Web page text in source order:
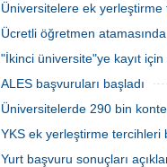
Üniversitelere ek yerleştirme
Ücretli öğretmen
"İkinci üniversite"ye kayıt
ALES başvuruları başladı
Üniversitelerde 290 bin
YKS ek yerleştirme tercihleri
Yurt başvuru sonuçları